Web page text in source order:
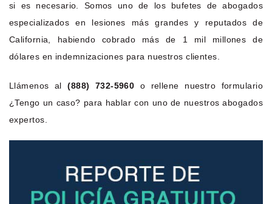
si es necesario. Somos uno de los bufetes de abogados
especializados en lesiones más grandes y reputados de
California, habiendo cobrado más de 1 mil millones de
dólares en indemnizaciones para nuestros clientes.
Llámenos al(888) 732-5960 o rellene nuestro formulario
¿Tengo un caso? para hablar con uno de nuestros abogados
expertos.